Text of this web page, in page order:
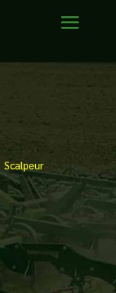
Scalpeur